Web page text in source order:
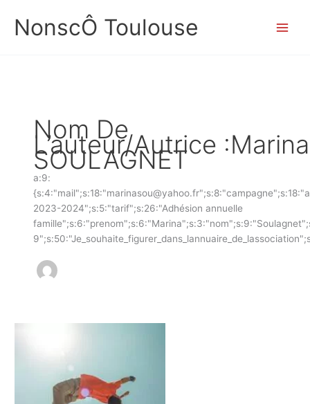
contenu
NonscÔ Toulouse
Nom De
L’auteur/autrice :Marina
SOULAGNET
a:9:
2023-2024";s:5:"tarif";s:26:"Adhésion annuelle